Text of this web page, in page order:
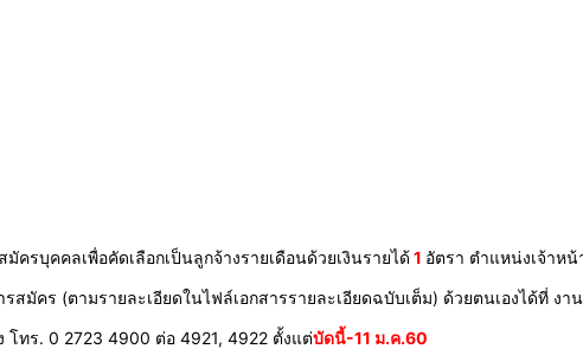
รบุคคลเพื่อคัดเลือกเป็นลูกจ้างรายเดือนด้วยเงินรายได้1 อัตรา ตำแหน่งเจ้าห
มัคร (ตามรายละเอียดในไฟล์เอกสารรายละเอียดฉบับเต็ม) ด้วยตนเองได้ที่
โทร. 0 2723 4900 ต่อ 4921, 4922 ตั้งแต่บัดนี้-11 ม.ค.60